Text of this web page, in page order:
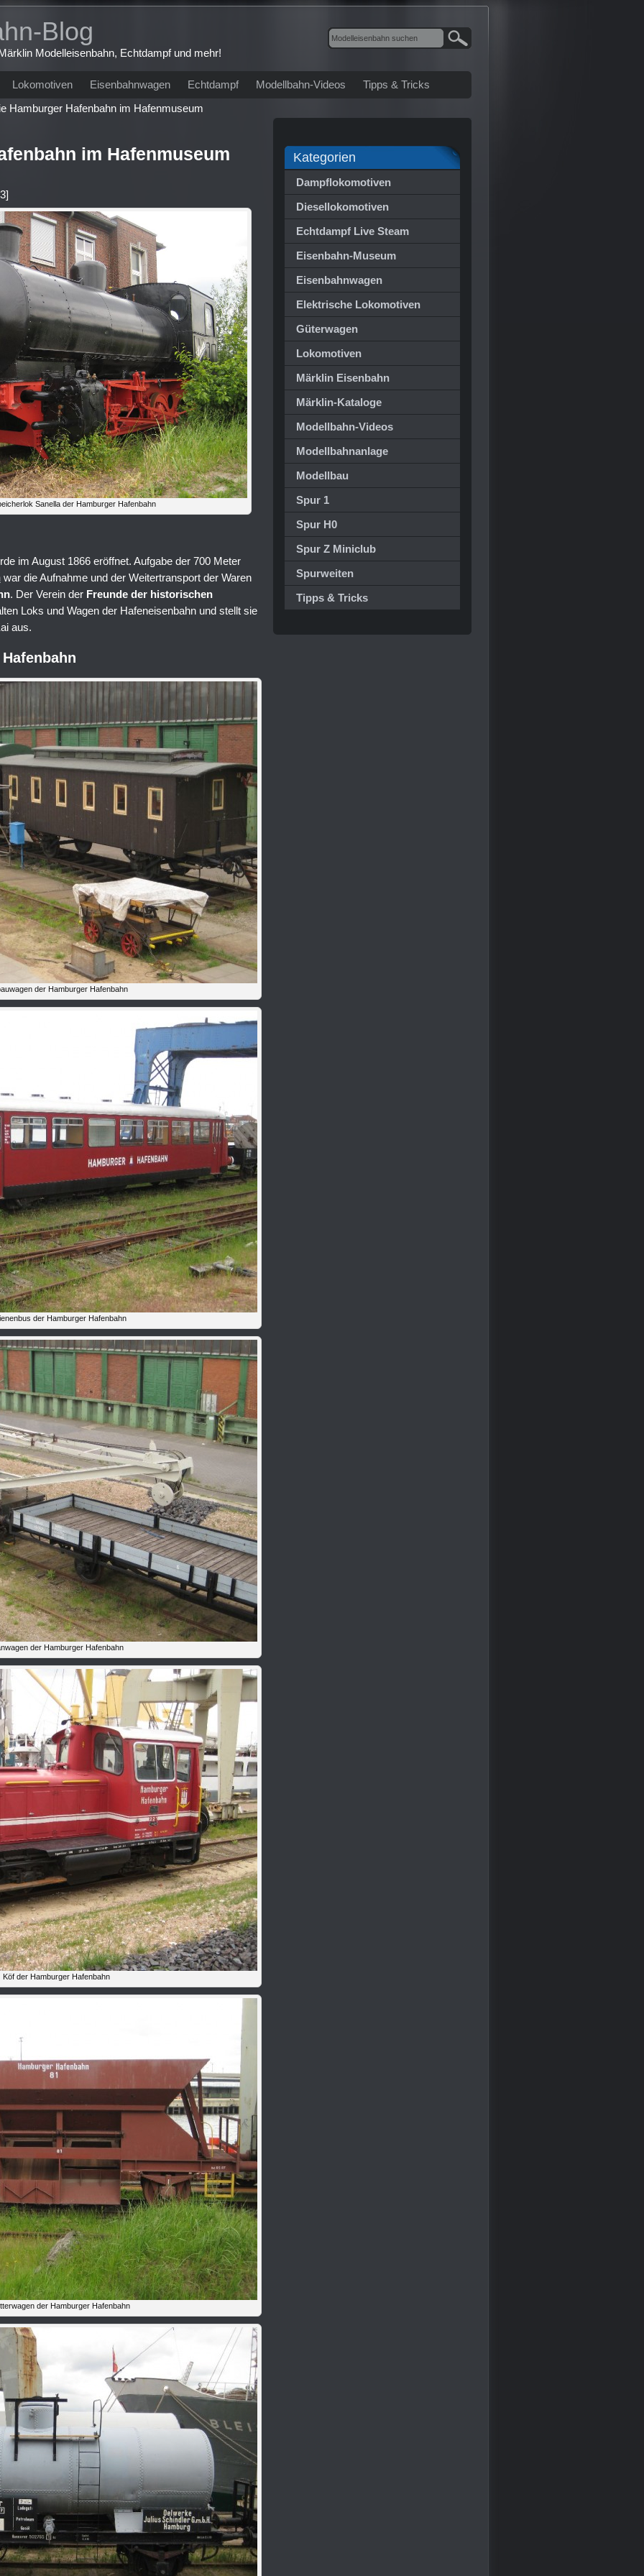
Blog
Modelleisenbahn, Echtdampf und mehr!
Lokomotiven Eisenbahnwagen Echtdampf Modellbahn-Videos
Tipps & Tricks
Hamburger Hafenbahn im Hafenmuseum
im Hafenmuseum
]
Sanella der Hamburger Hafenbahn
im August 1866 eröffnet. Aufgabe der 700 Meter
war die Aufnahme und der Weitertransport der Waren
. Der Verein der Freunde der historischen
Loks und Wagen der Hafeneisenbahn und stellt sie
aus.
der Hamburger Hafenbahn
der Hamburger Hafenbahn
der Hamburger Hafenbahn
Köf der Hamburger Hafenbahn
der Hamburger Hafenbahn
Kategorien
Dampflokomotiven
Diesellokomotiven
Echtdampf Live Steam
Eisenbahn-Museum
Eisenbahnwagen
Elektrische Lokomotiven
Güterwagen
Lokomotiven
Märklin Eisenbahn
Märklin-Kataloge
Modellbahn-Videos
Modellbahnanlage
Modellbau
Spur 1
Spur H0
Spur Z Miniclub
Spurweiten
Tipps & Tricks